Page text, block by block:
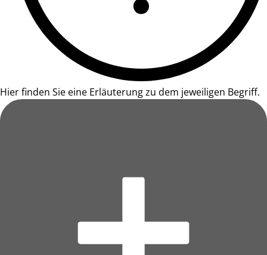
Hier finden Sie eine Erläuterung zu dem jeweiligen Begriff.